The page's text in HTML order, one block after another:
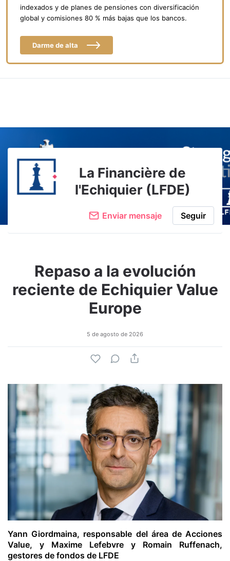
indexados y de planes de pensiones con diversificación
global y comisiones 80 % más bajas que los bancos.
Darme de alta
La Financière de
l'Echiquier (LFDE)
Enviar mensaje Seguir
Repaso a la evolución
reciente de Echiquier Value
Europe
5 de agosto de 2026
Yann Giordmaina, responsable del área de Acciones
Value, y Maxime Lefebvre y Romain Ruffenach,
gestores de fondos de LFDE